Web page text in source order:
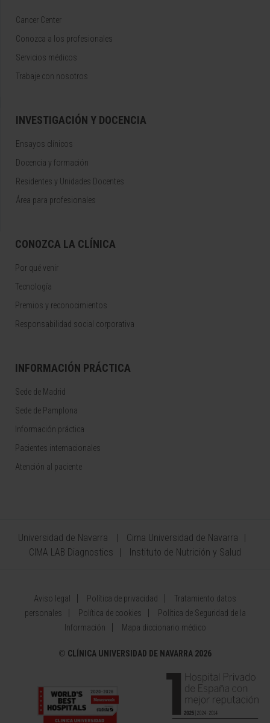
Cancer Center
Conozca a los profesionales
Servicios médicos
Trabaje con nosotros
INVESTIGACIÓN Y DOCENCIA
Ensayos clínicos
Docencia y formación
Residentes y Unidades Docentes
Área para profesionales
CONOZCA LA CLÍNICA
Por qué venir
Tecnología
Premios y reconocimientos
Responsabilidad social corporativa
INFORMACIÓN PRÁCTICA
Sede de Madrid
Sede de Pamplona
Información práctica
Pacientes internacionales
Atención al paciente
Universidad de Navarra
Cima Universidad de Navarra
CIMA LAB Diagnostics
Instituto de Nutrición y Salud
Aviso legal Política de privacidad
Tratamiento datos
personales
Política de cookies
Política de Seguridad de la
Información
Mapa diccionario médico
© CLÍNICA UNIVERSIDAD DE NAVARRA 2026